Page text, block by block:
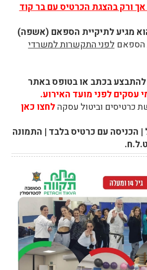
ורק בהצגת הכרטיס עם בר קוד
מגיע לתיקיית הספאם (אשפה)
הספאםלפני התקשרות למשרדי
להתבצע בכתב או בטופס באתר
כרטיסים וביטול עסקהלחצו כאן
| הכניסה עם כרטיס בלבד | התמונה